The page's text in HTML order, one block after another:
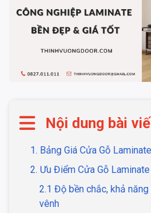
Nội dung bài
1. Bảng Giá Cửa Gỗ
2. Ưu Điểm Cửa Gỗ Laminate
2.1 Độ bền chắc, khả
vênh